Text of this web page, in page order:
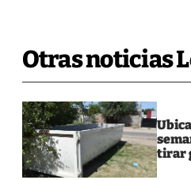
Otras noticias
tirar